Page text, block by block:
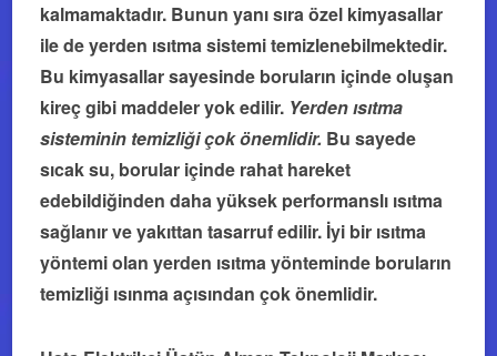
kalmamaktadır. Bunun yanı sıra özel kimyasallar
ile de yerden ısıtma sistemi temizlenebilmektedir.
Bu kimyasallar sayesinde boruların içinde oluşan
kireç gibi maddeler yok edilir. Yerden ısıtma
sisteminin temizliği çok önemlidir. Bu sayede
sıcak su, borular içinde rahat hareket
edebildiğinden daha yüksek performanslı ısıtma
sağlanır ve yakıttan tasarruf edilir. İyi bir ısıtma
yöntemi olan yerden ısıtma yönteminde boruların
temizliği ısınma açısından çok önemlidir.